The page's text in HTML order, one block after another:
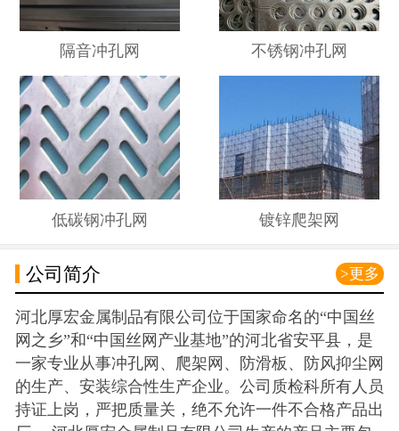
隔音冲孔网 不锈钢冲孔网
低碳钢冲孔网 镀锌爬架网
>更多
公司简介
河北厚宏金属制品有限公司位于国家命名的“中国丝
网之乡”和“中国丝网产业基地”的河北省安平县，是
一家专业从事冲孔网、爬架网、防滑板、防风抑尘网
的生产、安装综合性生产企业。公司质检科所有人员
持证上岗，严把质量关，绝不允许一件不合格产品出